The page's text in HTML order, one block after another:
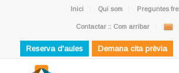
Inici Qui som Preguntes
Contactar :: Com arribar
Reserva d'aules Demana cita prèvia